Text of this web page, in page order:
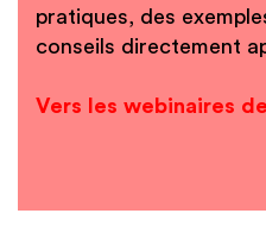
pratiques, des
conseils directement
Vers les webinaires